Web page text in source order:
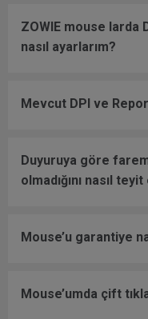
ZOWIE mouse larda
nasıl ayarlarım?
Mevcut DPI ve
Duyuruya göre
olmadığını nasıl
Mouse’u garantiye
Mouse’umda çift